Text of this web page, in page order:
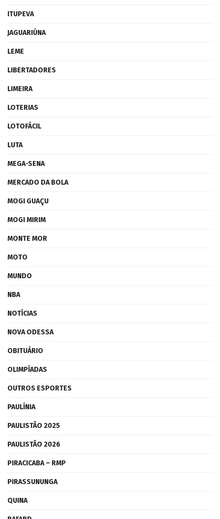
ITUPEVA
JAGUARIÚNA
LEME
LIBERTADORES
LIMEIRA
LOTERIAS
LOTOFÁCIL
LUTA
MEGA-SENA
MERCADO DA BOLA
MOGI GUAÇU
MOGI MIRIM
MONTE MOR
MOTO
MUNDO
NBA
NOTÍCIAS
NOVA ODESSA
OBITUÁRIO
OLIMPÍADAS
OUTROS ESPORTES
PAULÍNIA
PAULISTÃO 2025
PAULISTÃO 2026
PIRACICABA – RMP
PIRASSUNUNGA
QUINA